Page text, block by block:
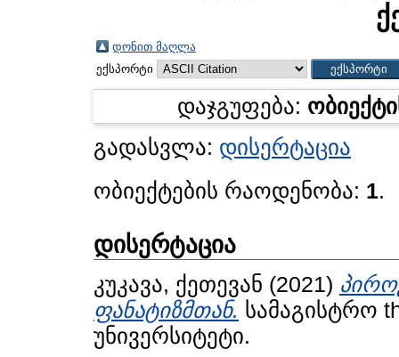
დონით მაღლა
ექსპორტი
დაჯგუფება:
გადასვლა: დისერტაცია
ობიექტების რაოდენობა: 1.
დისერტაცია
კუკავა, ქეთევან (2021)
ფანატიზმთან. სამაგისტრო
უნივერსიტეტი.